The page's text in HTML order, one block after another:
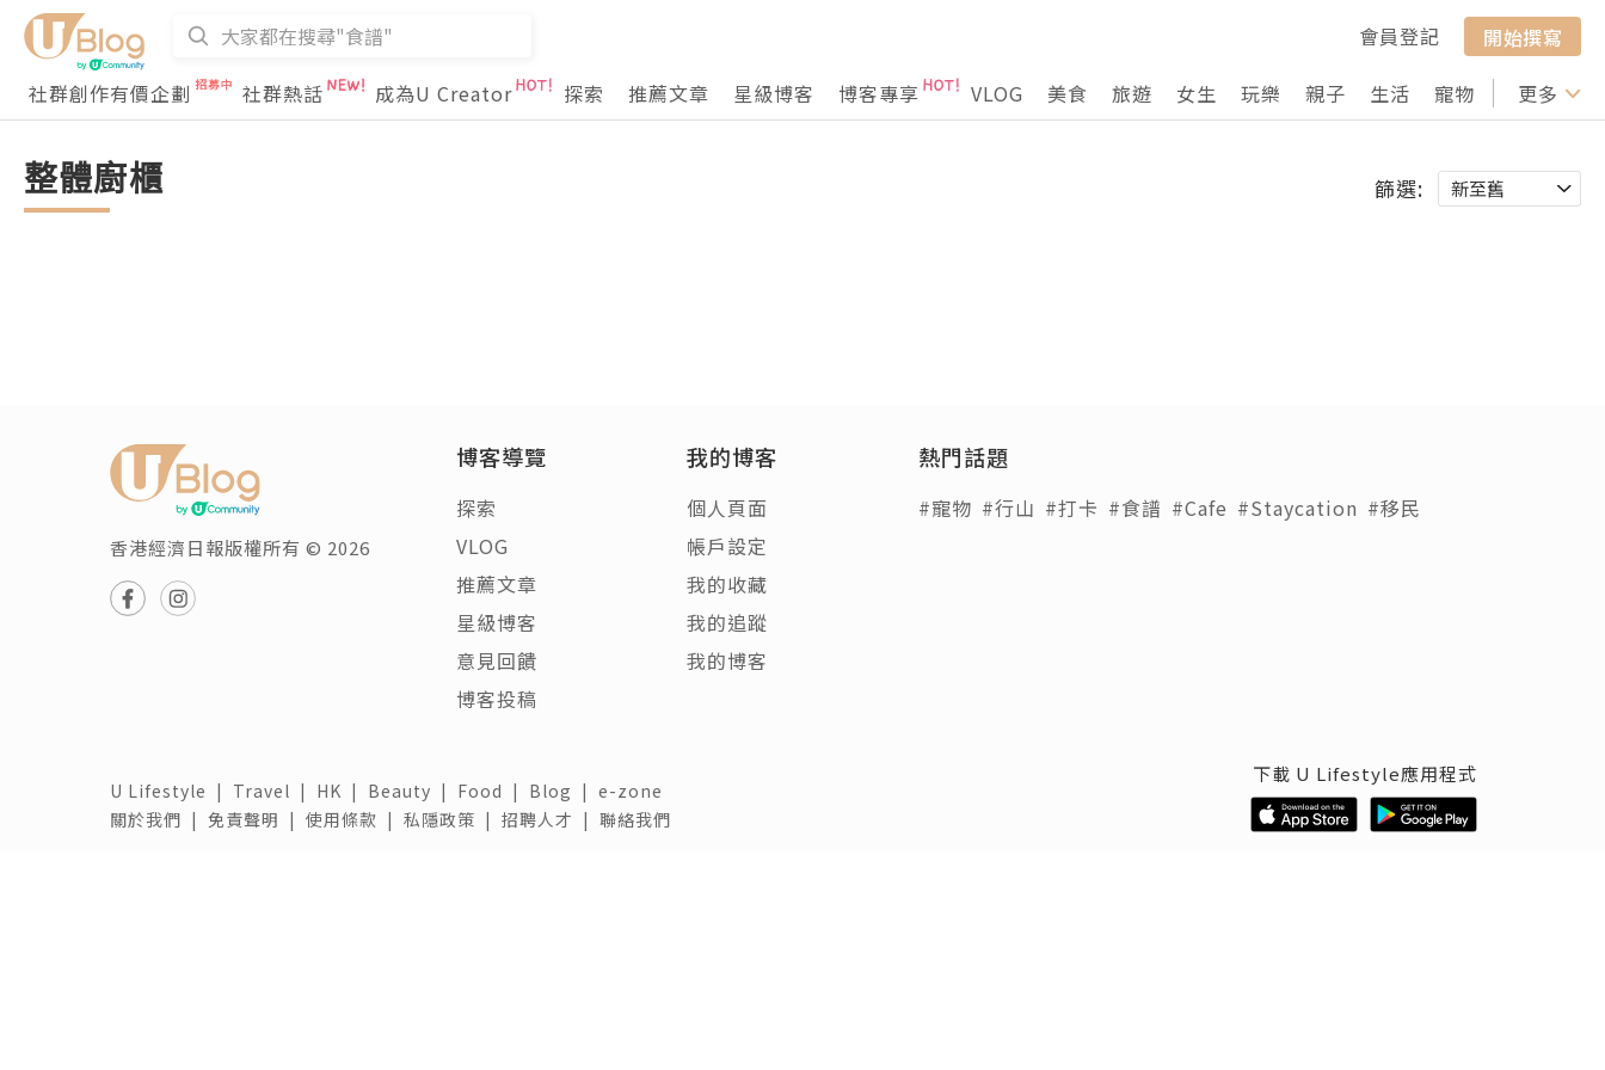
會員登記
開始撰寫
社群創作有價企劃
社群熱話 成為U Creator 探索 推薦文章 星級博客 博客專享 VLOG 美食 旅遊 女生 玩樂 親子 生活 寵物 行山 打卡
更多
整體廚櫃 篩選:
香港經濟日報版權所有 © 2026
博客導覽
探索
VLOG
推薦文章
星級博客
意見回饋
博客投稿
我的博客
個人頁面
帳戶設定
我的收藏
我的追蹤
我的博客
熱門話題
#寵物 #行山 #打卡 #食譜 #Cafe #Staycation #移民
U Lifestyle | Travel | HK | Beauty | Food | Blog | e-zone
關於我們 | 免責聲明 | 使用條款 | 私隱政策 | 招聘人才 | 聯絡我們
下載 U Lifestyle應用程式